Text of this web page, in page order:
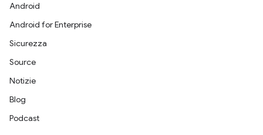
Android
Android for Enterprise
Sicurezza
Source
Notizie
Blog
Podcast